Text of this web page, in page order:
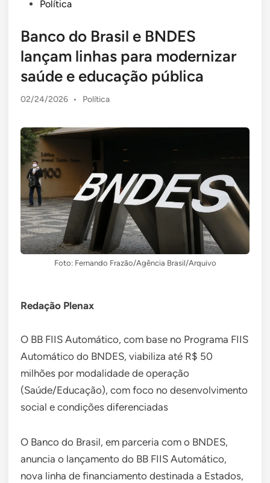
PostedPolítica
Banco do Brasil e BNDES
lançam linhas para modernizar
saúde e educação pública
02/24/2026 •
Posted
Política
Foto: Fernando Frazão/Agência Brasil/Arquivo
Redação Plenax
O BB FIIS Automático, com base no Programa FIIS
Automático do BNDES, viabiliza até R$ 50
milhões por modalidade de operação
(Saúde/Educação), com foco no desenvolvimento
social e condições diferenciadas
O Banco do Brasil, em parceria com o BNDES,
anuncia o lançamento do BB FIIS Automático,
nova linha de financiamento destinada a Estados,